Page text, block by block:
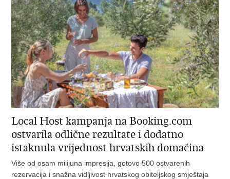
Local Host kampanja na Booking.com
ostvarila odlične rezultate i dodatno
istaknula vrijednost hrvatskih domaćina
Više od osam milijuna impresija, gotovo 500 ostvarenih
rezervacija i snažna vidljivost hrvatskog obiteljskog smještaja